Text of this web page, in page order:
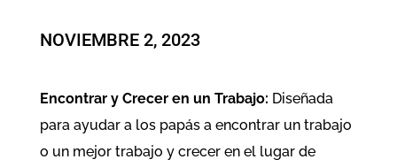
NOVIEMBRE 2, 2023
Encontrar y Crecer en un Trabajo: Diseñada
para ayudar a los papás a encontrar un trabajo
o un mejor trabajo y crecer en el lugar de